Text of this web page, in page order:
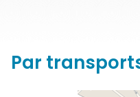
national
Par